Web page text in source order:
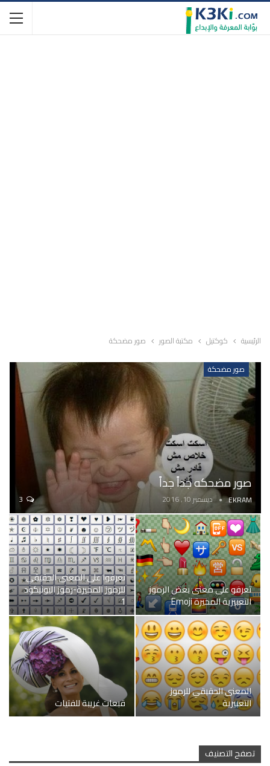
الرئيسية كوكتيل مكتبة الصور صور مضحكة
صور مضحكة
صور مضحكه جداً جداً
EKRAM ديسمبر 10, 2016
تعرفو على معنى بعض الرموز
التعبيرية المحيرة Emoji
تعرفوا على المعنى الحقيقي
للرموز المحيرة-رموز اليونيكود
1
المعنى الحقيقي للرموز
التعبيرية قبعات غريبة للفتيات
تصفح التصنيف